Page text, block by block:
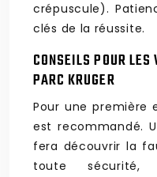
crépuscule).
clés de la réussite.
CONSEILS POUR
PARC KRUGER
Pour une première
est recommandé.
fera découvrir la
toute sécurité,